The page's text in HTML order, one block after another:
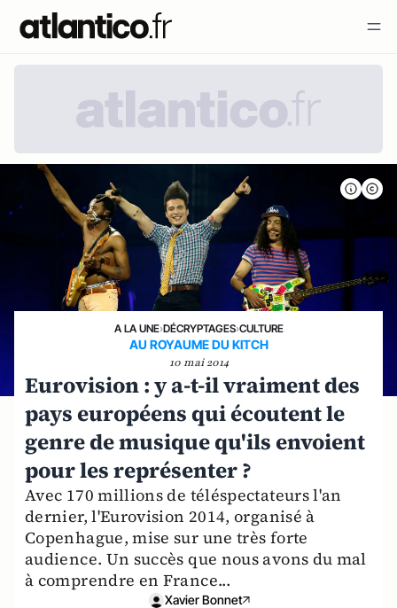
A LA UNE›DÉCRYPTAGES›CULTURE
AU ROYAUME DU KITCH
10 mai 2014
Eurovision : y a-t-il vraiment des
pays européens qui écoutent le
genre de musique qu'ils envoient
pour les représenter ?
Avec 170 millions de téléspectateurs l'an
dernier, l'Eurovision 2014, organisé à
Copenhague, mise sur une très forte
audience. Un succès que nous avons du mal
à comprendre en France...
Xavier Bonnet